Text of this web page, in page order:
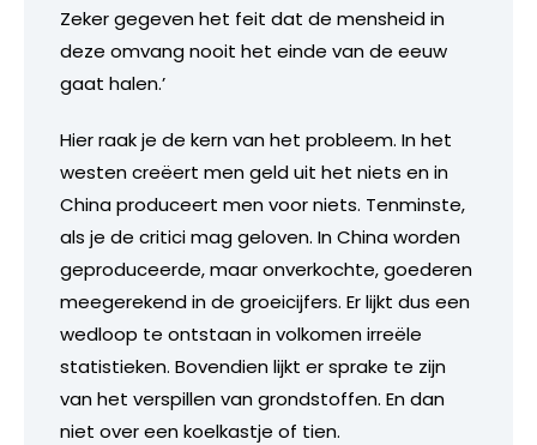
Zeker gegeven het feit dat de mensheid in
deze omvang nooit het einde van de eeuw
gaat halen.’
Hier raak je de kern van het probleem. In het
westen creëert men geld uit het niets en in
China produceert men voor niets. Tenminste,
als je de critici mag geloven. In China worden
geproduceerde, maar onverkochte, goederen
meegerekend in de groeicijfers. Er lijkt dus een
wedloop te ontstaan in volkomen irreële
statistieken. Bovendien lijkt er sprake te zijn
van het verspillen van grondstoffen. En dan
niet over een koelkastje of tien.